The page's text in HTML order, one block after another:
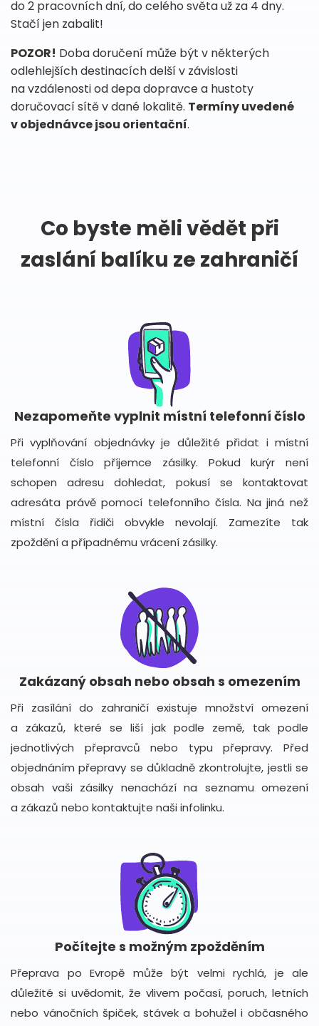
do 2 pracovních dní, do celého světa už za 4 dny.
Stačí jen zabalit!
POZOR! Doba doručení může být v některých
odlehlejších destinacích delší v závislosti
na vzdálenosti od depa dopravce a hustoty
doručovací sítě v dané lokalitě. Termíny uvedené
v objednávce jsou orientační.
Co byste měli vědět při
zaslání balíku ze zahraničí
Nezapomeňte vyplnit místní telefonní číslo
Při vyplňování objednávky je důležité přidat i místní
telefonní číslo příjemce zásilky. Pokud kurýr není
schopen adresu dohledat, pokusí se kontaktovat
adresáta právě pomocí telefonního čísla. Na jiná než
místní čísla řidiči obvykle nevolají. Zamezíte tak
zpoždění a případnému vrácení zásilky.
Zakázaný obsah nebo obsah s omezením
Při zasílání do zahraničí existuje množství omezení
a zákazů, které se liší jak podle země, tak podle
jednotlivých přepravců nebo typu přepravy. Před
objednáním přepravy se důkladně zkontrolujte, jestli se
obsah vaši zásilky nenachází na seznamu omezení
a zákazů nebo kontaktujte naši infolinku.
Počítejte s možným zpožděním
Přeprava po Evropě může být velmi rychlá, je ale
důležité si uvědomit, že vlivem počasí, poruch, letních
nebo vánočních špiček, stávek a bohužel i občasného